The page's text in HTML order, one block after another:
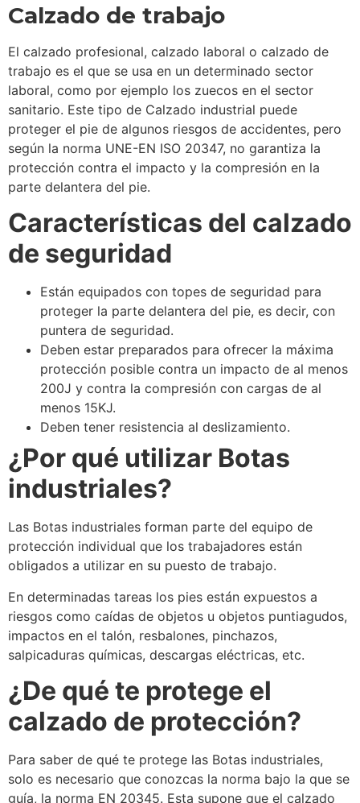
Calzado de trabajo
El calzado profesional, calzado laboral o calzado de
trabajo es el que se usa en un determinado sector
laboral, como por ejemplo los zuecos en el sector
sanitario. Este tipo de Calzado industrial puede
proteger el pie de algunos riesgos de accidentes, pero
según la norma UNE-EN ISO 20347, no garantiza la
protección contra el impacto y la compresión en la
parte delantera del pie.
Características del calzado
de seguridad
Están equipados con topes de seguridad para
proteger la parte delantera del pie, es decir, con
puntera de seguridad.
Deben estar preparados para ofrecer la máxima
protección posible contra un impacto de al menos
200J y contra la compresión con cargas de al
menos 15KJ.
Deben tener resistencia al deslizamiento.
¿Por qué utilizar Botas
industriales?
Las Botas industriales forman parte del equipo de
protección individual que los trabajadores están
obligados a utilizar en su puesto de trabajo.
En determinadas tareas los pies están expuestos a
riesgos como caídas de objetos u objetos puntiagudos,
impactos en el talón, resbalones, pinchazos,
salpicaduras químicas, descargas eléctricas, etc.
¿De qué te protege el
calzado de protección?
Para saber de qué te protege las Botas industriales,
solo es necesario que conozcas la norma bajo la que se
guía, la norma EN 20345. Esta supone que el calzado